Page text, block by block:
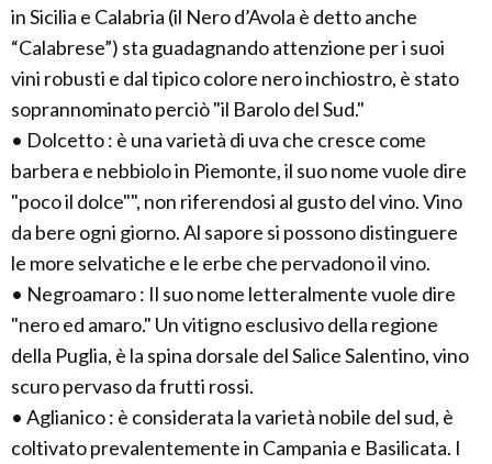
in Sicilia e Calabria (il Nero d’Avola è detto anche
“Calabrese”) sta guadagnando attenzione per i suoi
vini robusti e dal tipico colore nero inchiostro, è stato
soprannominato perciò "il Barolo del Sud."
• Dolcetto : è una varietà di uva che cresce come
barbera e nebbiolo in Piemonte, il suo nome vuole dire
"poco il dolce"", non riferendosi al gusto del vino. Vino
da bere ogni giorno. Al sapore si possono distinguere
le more selvatiche e le erbe che pervadono il vino.
• Negroamaro : Il suo nome letteralmente vuole dire
"nero ed amaro." Un vitigno esclusivo della regione
della Puglia, è la spina dorsale del Salice Salentino, vino
scuro pervaso da frutti rossi.
• Aglianico : è considerata la varietà nobile del sud, è
coltivato prevalentemente in Campania e Basilicata. I